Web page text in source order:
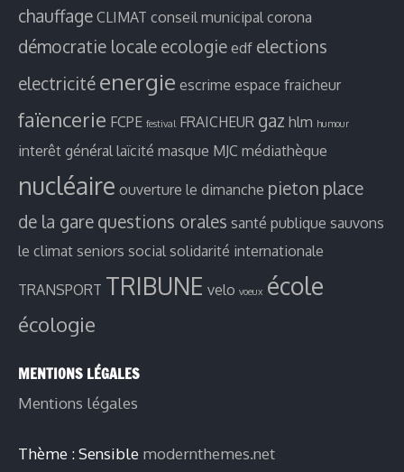
chauffage CLIMAT conseil municipal corona
démocratie locale ecologie edf elections
electricité energie escrime espace fraicheur
faïencerie FCPE festival FRAICHEUR gaz hlm humour
interêt général laïcité masque MJC médiathèque
nucléaire ouverture le dimanche pieton place
de la gare questions orales santé publique sauvons
le climat seniors social solidarité internationale
TRANSPORT TRIBUNE velo voeux école
écologie
MENTIONS LÉGALES
Mentions légales
Thème : Sensible modernthemes.net